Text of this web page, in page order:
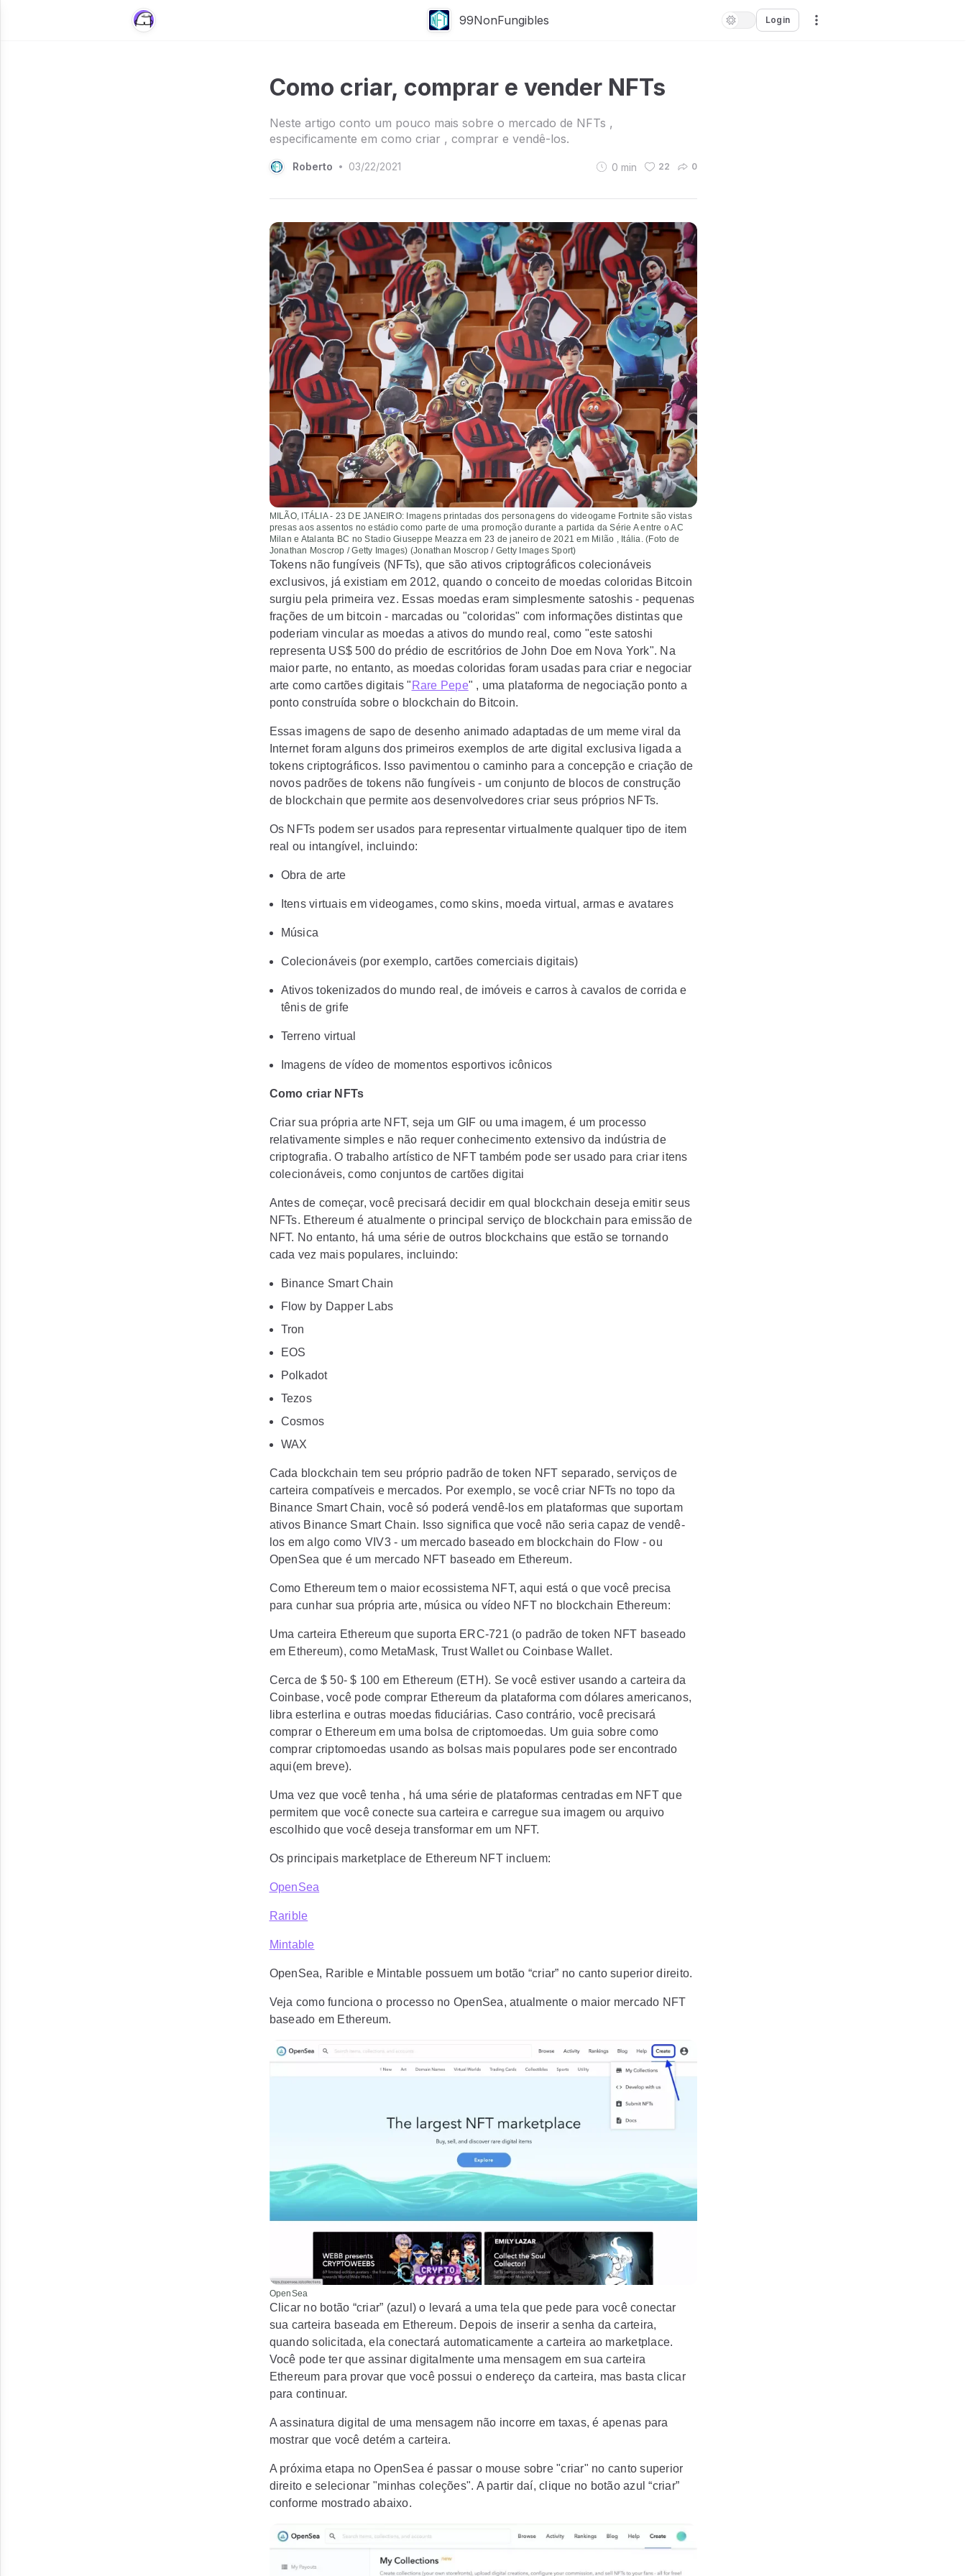
99NonFungibles Login
Como criar, comprar e vender NFTs
Neste artigo conto um pouco mais sobre o mercado de NFTs ,
especificamente em como criar , comprar e vendê-los.
Roberto • 03/22/2021 0 min 22 0
MILÃO, ITÁLIA - 23 DE JANEIRO: Imagens printadas dos personagens do videogame Fortnite são vistas
presas aos assentos no estádio como parte de uma promoção durante a partida da Série A entre o AC
Milan e Atalanta BC no Stadio Giuseppe Meazza em 23 de janeiro de 2021 em Milão , Itália. (Foto de
Jonathan Moscrop / Getty Images) (Jonathan Moscrop / Getty Images Sport)
Tokens não fungíveis (NFTs), que são ativos criptográficos colecionáveis ​​
exclusivos, já existiam em 2012, quando o conceito de moedas coloridas Bitcoin
surgiu pela primeira vez. Essas moedas eram simplesmente satoshis - pequenas
frações de um bitcoin - marcadas ou "coloridas" com informações distintas que
poderiam vincular as moedas a ativos do mundo real, como "este satoshi
representa US$ 500 do prédio de escritórios de John Doe em Nova York". Na
maior parte, no entanto, as moedas coloridas foram usadas para criar e negociar
arte como cartões digitais " Rare Pepe" , uma plataforma de negociação ponto a
ponto construída sobre o blockchain do Bitcoin.
Essas imagens de sapo de desenho animado adaptadas de um meme viral da
Internet foram alguns dos primeiros exemplos de arte digital exclusiva ligada a
tokens criptográficos. Isso pavimentou o caminho para a concepção e criação de
novos padrões de tokens não fungíveis - um conjunto de blocos de construção
de blockchain que permite aos desenvolvedores criar seus próprios NFTs.
Os NFTs podem ser usados ​​para representar virtualmente qualquer tipo de item
real ou intangível, incluindo:
Obra de arte
Itens virtuais em videogames, como skins, moeda virtual, armas e avatares
Música
Colecionáveis ​​(por exemplo, cartões comerciais digitais)
Ativos tokenizados do mundo real, de imóveis e carros à cavalos de corrida e
tênis de grife
Terreno virtual
Imagens de vídeo de momentos esportivos icônicos
Como criar NFTs
Criar sua própria arte NFT, seja um GIF ou uma imagem, é um processo
relativamente simples e não requer conhecimento extensivo da indústria de
criptografia. O trabalho artístico de NFT também pode ser usado para criar itens
colecionáveis, como conjuntos de cartões digitai
Antes de começar, você precisará decidir em qual blockchain deseja emitir seus
NFTs. Ethereum é atualmente o principal serviço de blockchain para emissão de
NFT. No entanto, há uma série de outros blockchains que estão se tornando
cada vez mais populares, incluindo:
Binance Smart Chain
Flow by Dapper Labs
Tron
EOS
Polkadot
Tezos
Cosmos
WAX
Cada blockchain tem seu próprio padrão de token NFT separado, serviços de
carteira compatíveis e mercados. Por exemplo, se você criar NFTs no topo da
Binance Smart Chain, você só poderá vendê-los em plataformas que suportam
ativos Binance Smart Chain. Isso significa que você não seria capaz de vendê-
los em algo como VIV3 - um mercado baseado em blockchain do Flow - ou
OpenSea que é um mercado NFT baseado em Ethereum.
Como Ethereum tem o maior ecossistema NFT, aqui está o que você precisa
para cunhar sua própria arte, música ou vídeo NFT no blockchain Ethereum:
Uma carteira Ethereum que suporta ERC-721 (o padrão de token NFT baseado
em Ethereum), como MetaMask, Trust Wallet ou Coinbase Wallet.
Cerca de $ 50- $ 100 em Ethereum (ETH). Se você estiver usando a carteira da
Coinbase, você pode comprar Ethereum da plataforma com dólares americanos,
libra esterlina e outras moedas fiduciárias. Caso contrário, você precisará
comprar o Ethereum em uma bolsa de criptomoedas. Um guia sobre como
comprar criptomoedas usando as bolsas mais populares pode ser encontrado
aqui(em breve).
Uma vez que você tenha , há uma série de plataformas centradas em NFT que
permitem que você conecte sua carteira e carregue sua imagem ou arquivo
escolhido que você deseja transformar em um NFT.
Os principais marketplace de Ethereum NFT incluem:
OpenSea
Rarible
Mintable
OpenSea, Rarible e Mintable possuem um botão “criar” no canto superior direito.
Veja como funciona o processo no OpenSea, atualmente o maior mercado NFT
baseado em Ethereum.
OpenSea
Clicar no botão “criar” (azul) o levará a uma tela que pede para você conectar
sua carteira baseada em Ethereum. Depois de inserir a senha da carteira,
quando solicitada, ela conectará automaticamente a carteira ao marketplace.
Você pode ter que assinar digitalmente uma mensagem em sua carteira
Ethereum para provar que você possui o endereço da carteira, mas basta clicar
para continuar.
A assinatura digital de uma mensagem não incorre em taxas, é apenas para
mostrar que você detém a carteira.
A próxima etapa no OpenSea é passar o mouse sobre "criar" no canto superior
direito e selecionar "minhas coleções". A partir daí, clique no botão azul “criar”
conforme mostrado abaixo.